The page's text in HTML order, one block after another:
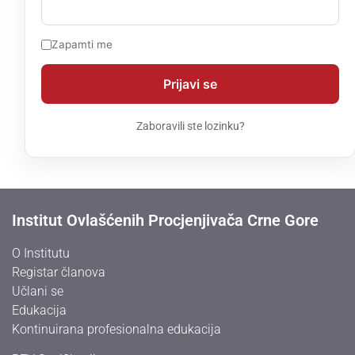
Zapamti me
Zaboravili ste lozinku?
Institut Ovlašćenih Procjenjivača Crne Gore
O Institutu
Registar članova
Učlani se
Edukacija
Kontinuirana profesionalna edukacija